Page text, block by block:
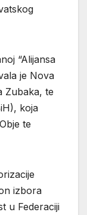
“Alijansa
je Nova
Zubaka, te
koja
te
izbora
u Federaciji